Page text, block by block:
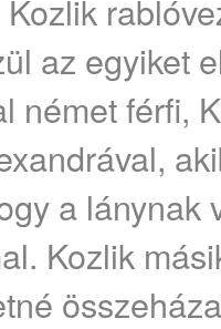
az egyiket
német férfi,
a lánynak
Kozlik